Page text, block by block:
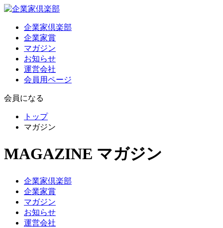
企業家倶楽部
企業家賞
マガジン
お知らせ
運営会社
会員用ページ
会員になる
トップ
マガジン
MAGAZINE マガジン
企業家倶楽部
企業家賞
マガジン
お知らせ
運営会社